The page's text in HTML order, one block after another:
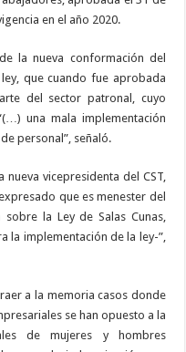
en el año 2020.
la nueva conformación del
que cuando fue aprobada
del sector patronal, cuyo
una mala implementación
personal”, señaló.
nueva vicepresidenta del CST,
que es menester del
la Ley de Salas Cunas,
la implementación de la ley-”,
a la memoria casos donde
se han opuesto a la
de mujeres y hombres